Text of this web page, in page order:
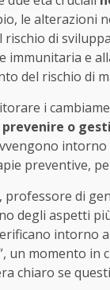
le alterazioni
di
immunitaria e
del rischio di
i
o
preventive,
professore di
degli aspetti
intorno
un momento
chiaro se